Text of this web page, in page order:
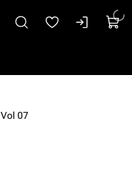
Vol 07